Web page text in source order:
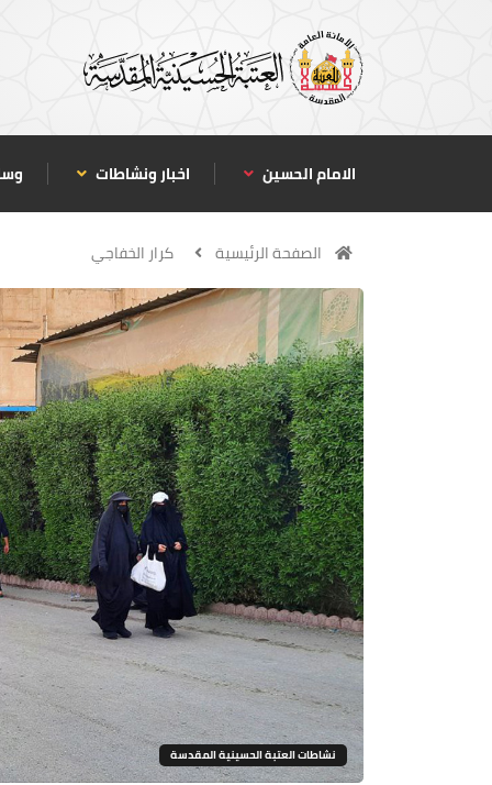
الامام الحسين اخبار ونشاطات
الصفحة الرئيسية كرار الخفاجي
نشاطات العتبة الحسينية المقدسة